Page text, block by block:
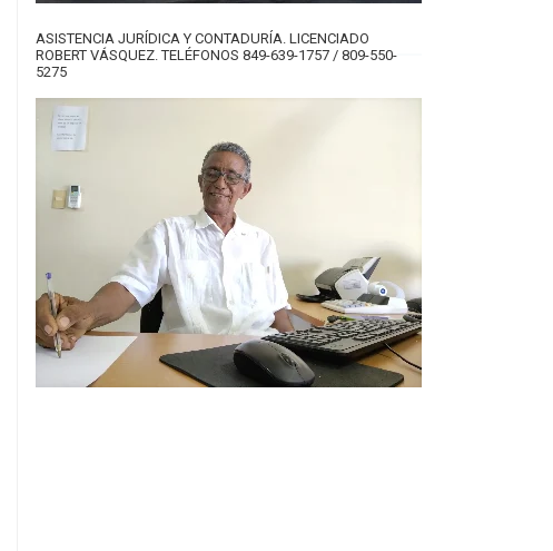
ASISTENCIA JURÍDICA Y CONTADURÍA. LICENCIADO
ROBERT VÁSQUEZ. TELÉFONOS 849-639-1757 / 809-550-
5275